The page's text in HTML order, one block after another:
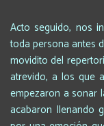
Acto seguido, nos
toda persona antes
movidito del
atrevido, a los que
empezaron a sonar
acabaron llenando